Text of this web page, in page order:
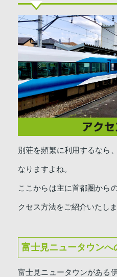
別荘を頻繁に利用するなら
なりますよね。
ここからは主に首都圏から
クセス方法をご紹介いたしま
富士見ニュータウンへ
富士見ニュータウンがある